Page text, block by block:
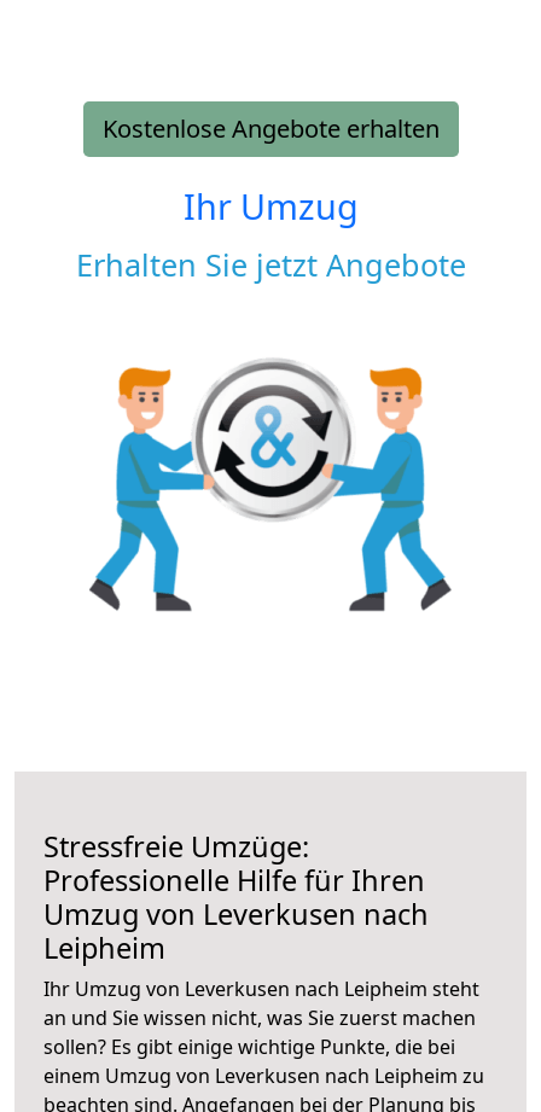
Kostenlose Angebote erhalten
Ihr Umzug
Erhalten Sie jetzt Angebote
Stressfreie Umzüge:
Professionelle Hilfe für Ihren
Umzug von Leverkusen nach
Leipheim
Ihr Umzug von Leverkusen nach Leipheim steht
an und Sie wissen nicht, was Sie zuerst machen
sollen? Es gibt einige wichtige Punkte, die bei
einem Umzug von Leverkusen nach Leipheim zu
beachten sind. Angefangen bei der Planung bis